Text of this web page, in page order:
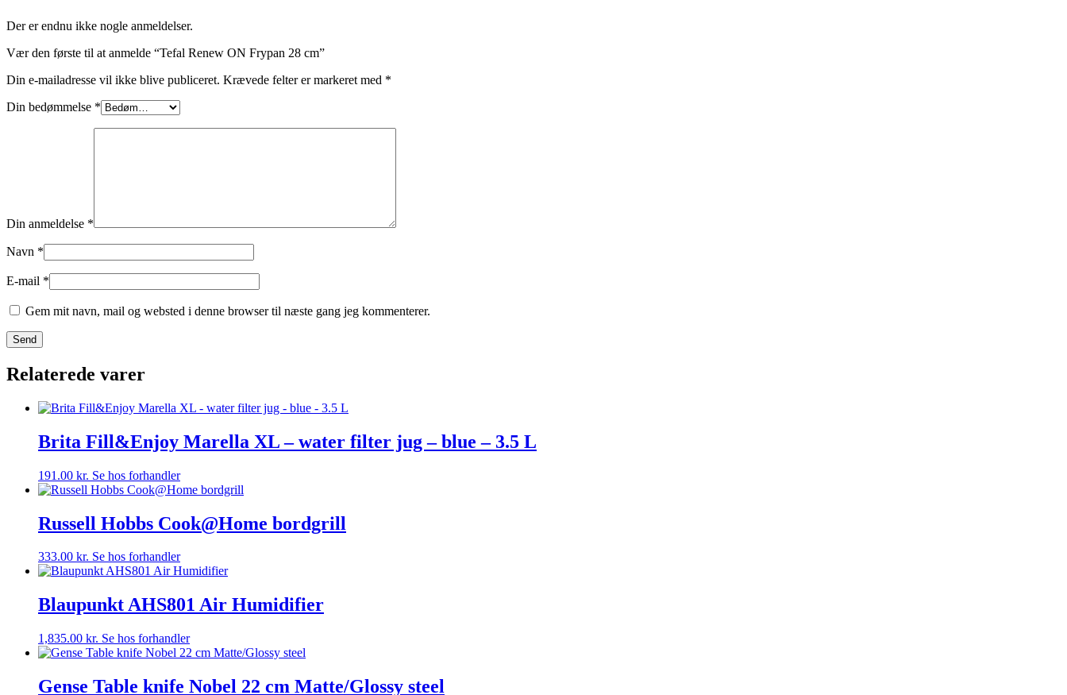
Der er endnu ikke nogle anmeldelser.
Vær den første til at anmelde “Tefal Renew ON Frypan 28 cm”
Din e-mailadresse vil ikke blive publiceret. Krævede felter er markeret med *
Din bedømmelse *
Din anmeldelse *
Navn *
E-mail *
Gem mit navn, mail og websted i denne browser til næste gang jeg kommenterer.
Relaterede varer
Brita Fill&Enjoy Marella XL – water filter jug – blue – 3.5 L
191.00 kr. Se hos forhandler
Russell Hobbs Cook@Home bordgrill
333.00 kr. Se hos forhandler
Blaupunkt AHS801 Air Humidifier
1,835.00 kr. Se hos forhandler
Gense Table knife Nobel 22 cm Matte/Glossy steel